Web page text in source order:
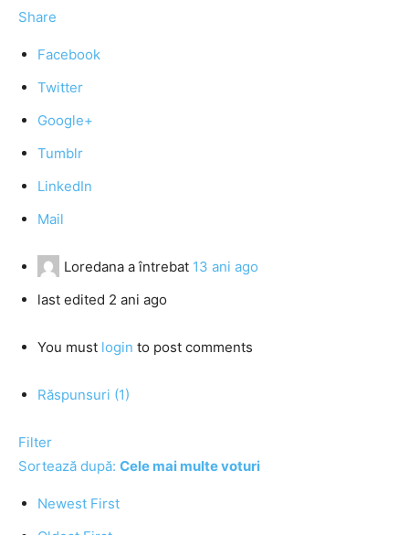
Share
Facebook
Twitter
Google+
Tumblr
LinkedIn
Mail
Loredana a întrebat 13 ani ago
last edited 2 ani ago
You must login to post comments
Răspunsuri (1)
Filter
Sortează după: Cele mai multe voturi
Newest First